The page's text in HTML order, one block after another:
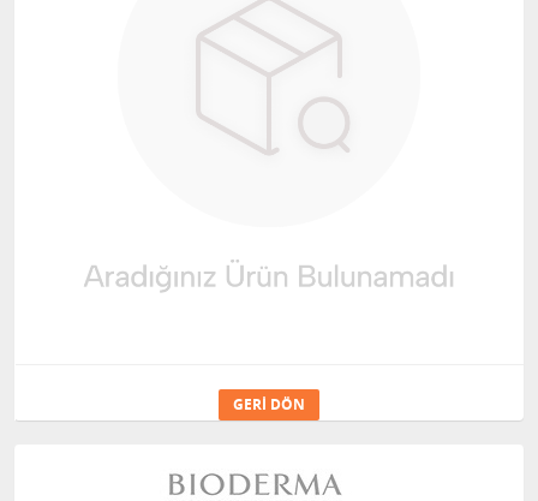
GERI DÖN